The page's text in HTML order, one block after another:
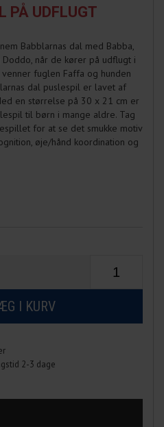
PÅ UDFLUGT
Babblarnas dal med Babba,
Doddo, når de kører på udflugt i
fuglen Faffa og hunden
dal puslespil er lavet af
en størrelse på 30 x 21 cm er
til børn i mange aldre. Tag
for at se det smukke motiv
øje/hånd koordination og
2-3 dage